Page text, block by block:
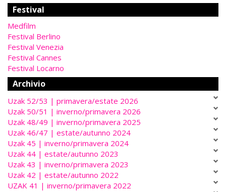
Festival
Medfilm
Festival Berlino
Festival Venezia
Festival Cannes
Festival Locarno
Archivio
Uzak 52/53 | primavera/estate 2026
Uzak 50/51 | inverno/primavera 2026
Uzak 48/49 | inverno/primavera 2025
Uzak 46/47 | estate/autunno 2024
Uzak 45 | inverno/primavera 2024
Uzak 44 | estate/autunno 2023
Uzak 43 | inverno/primavera 2023
Uzak 42 | estate/autunno 2022
UZAK 41 | inverno/primavera 2022